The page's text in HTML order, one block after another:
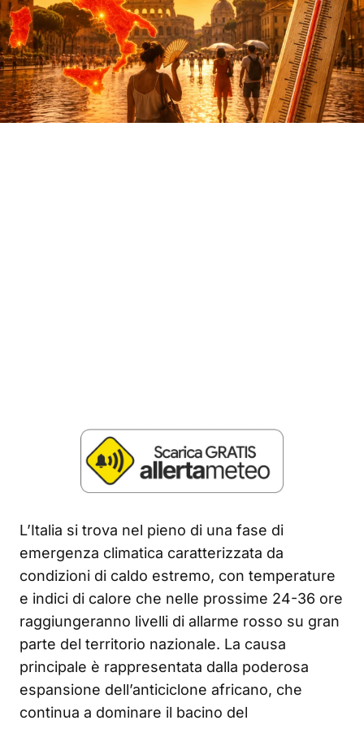
L’Italia si trova nel pieno di una fase di
emergenza climatica caratterizzata da
condizioni di caldo estremo, con temperature
e indici di calore che nelle prossime 24-36 ore
raggiungeranno livelli di allarme rosso su gran
parte del territorio nazionale. La causa
principale è rappresentata dalla poderosa
espansione dell’anticiclone africano, che
continua a dominare il bacino del